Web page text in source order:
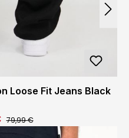
Loose Fit Jeans Black
Regulärer Preis:
79,99 €